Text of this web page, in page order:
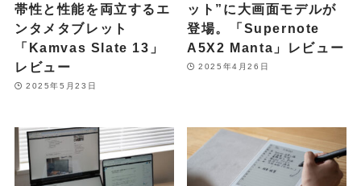
帯性と性能を両立するエ
ンタメタブレット
「Kamvas Slate 13」
レビュー
2025年5月23日
ット”に大画面モデルが
登場。「Supernote
A5X2 Manta」レビュー
2025年4月26日